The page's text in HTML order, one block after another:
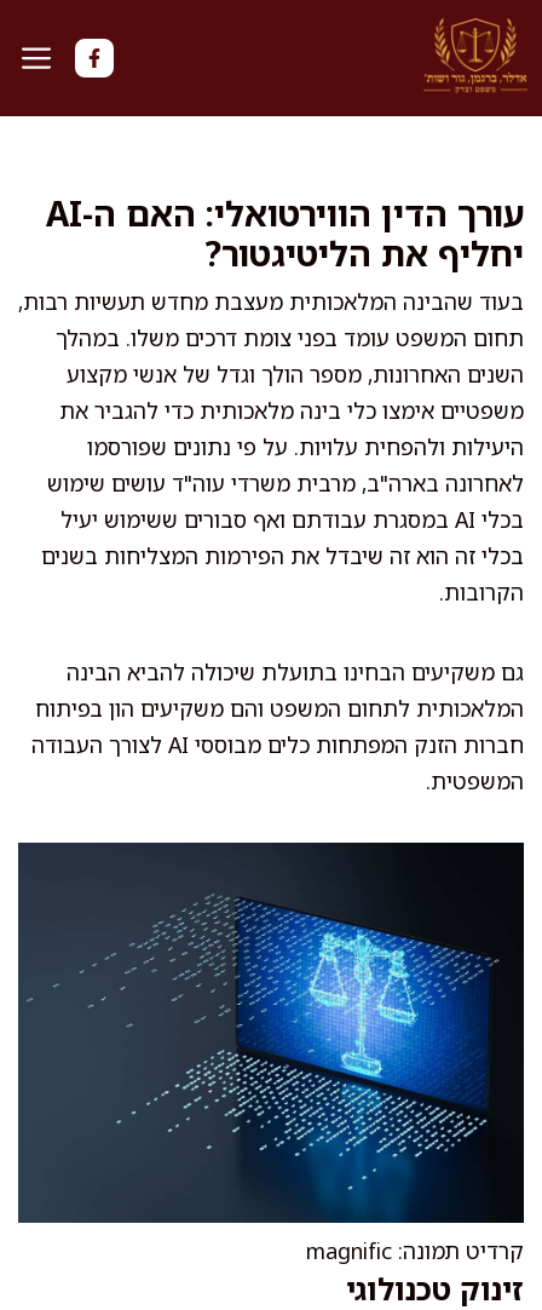
לדלג
לתוכן
עורך הדין הווירטואלי: האם ה-AI
יחליף את הליטיגטור?
בעוד שהבינה המלאכותית מעצבת מחדש תעשיות רבות,
תחום המשפט עומד בפני צומת דרכים משלו. במהלך
השנים האחרונות, מספר הולך וגדל של אנשי מקצוע
משפטיים אימצו כלי בינה מלאכותית כדי להגביר את
היעילות ולהפחית עלויות. על פי נתונים שפורסמו
לאחרונה בארה"ב, מרבית משרדי עוה"ד עושים שימוש
בכלי AI במסגרת עבודתם ואף סבורים ששימוש יעיל
בכלי זה הוא זה שיבדל את הפירמות המצליחות בשנים
הקרובות.
גם משקיעים הבחינו בתועלת שיכולה להביא הבינה
המלאכותית לתחום המשפט והם משקיעים הון בפיתוח
חברות הזנק המפתחות כלים מבוססי AI לצורך העבודה
המשפטית.
קרדיט תמונה: magnific
זינוק טכנולוגי